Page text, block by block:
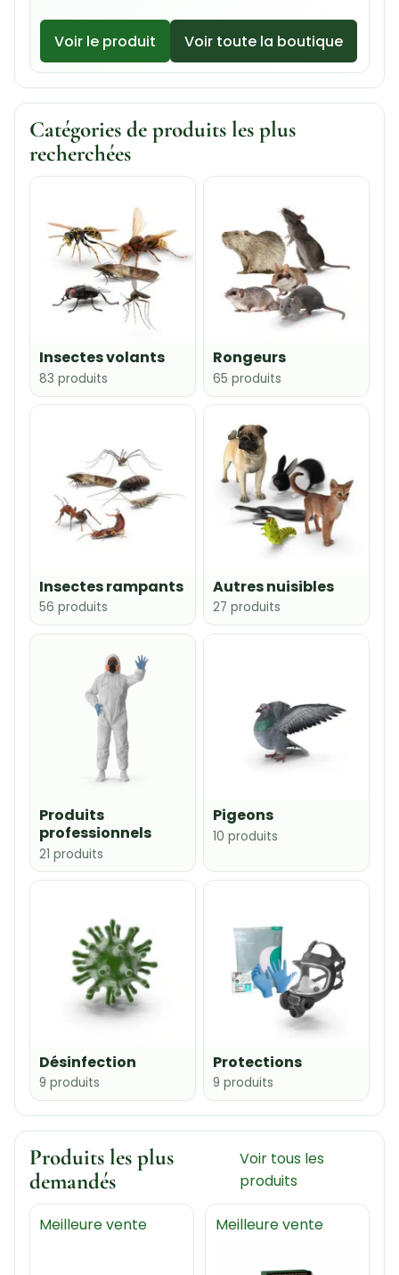
Voir le produit Voir toute la boutique
Catégories de produits les plus
recherchées
Insectes volants
83 produits
Rongeurs
65 produits
Insectes rampants
56 produits
Autres nuisibles
27 produits
Produits
professionnels
21 produits
Pigeons
10 produits
Désinfection
9 produits
Protections
9 produits
Produits les plus
demandés
Voir tous les
produits
Meilleure vente Meilleure vente